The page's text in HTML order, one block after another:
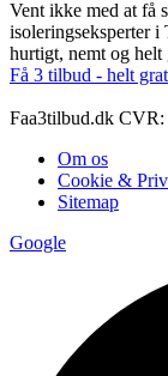
Vent ikke med at få
isoleringseksperter i
hurtigt, nemt og helt
Få 3 tilbud - helt
Faa3tilbud.dk CVR:
Om os
Cookie &
Sitemap
Google